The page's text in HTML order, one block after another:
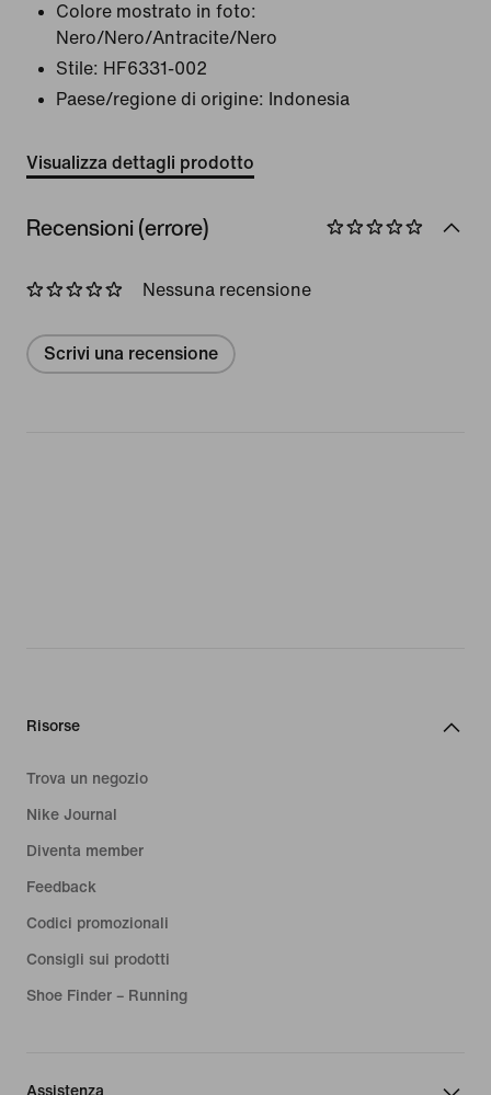
Colore mostrato in foto:
Nero/Nero/Antracite/Nero
Stile: HF6331-002
Paese/regione di origine: Indonesia
Visualizza dettagli prodotto
Recensioni (errore)
Nessuna recensione
Scrivi una recensione
Risorse
Trova un negozio
Nike Journal
Diventa member
Feedback
Codici promozionali
Consigli sui prodotti
Shoe Finder – Running
Assistenza